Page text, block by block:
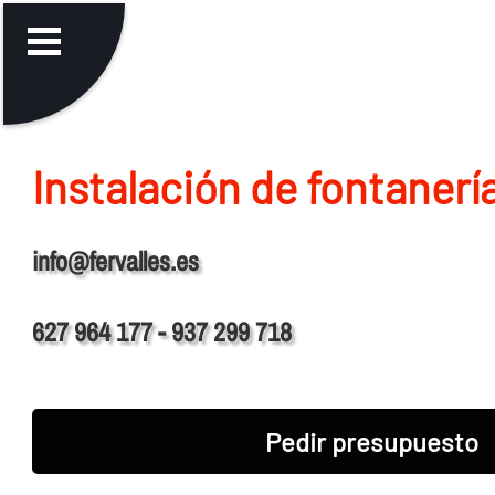
Instalación de
info@fervalles.es
627 964 177 - 937 299 718
Pedir presupuesto